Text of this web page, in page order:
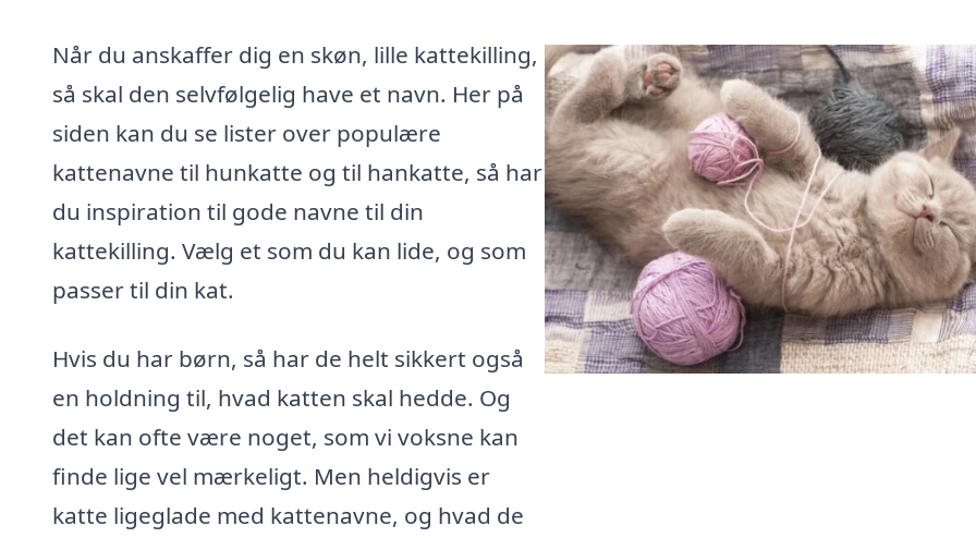
Når du anskaffer dig en skøn, lille kattekilling,
så skal den selvfølgelig have et navn. Her på
siden kan du se lister over populære
kattenavne til hunkatte og til hankatte, så har
du inspiration til gode navne til din
kattekilling. Vælg et som du kan lide, og som
passer til din kat.
Hvis du har børn, så har de helt sikkert også
en holdning til, hvad katten skal hedde. Og
det kan ofte være noget, som vi voksne kan
finde lige vel mærkeligt. Men heldigvis er
katte ligeglade med kattenavne, og hvad de